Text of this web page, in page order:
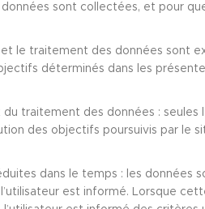
données sont collectées, et pour
le traitement des données sont
déterminés dans les
traitement des données : seules
des objectifs poursuivis par le
dans le temps : les données
est informé. Lorsque